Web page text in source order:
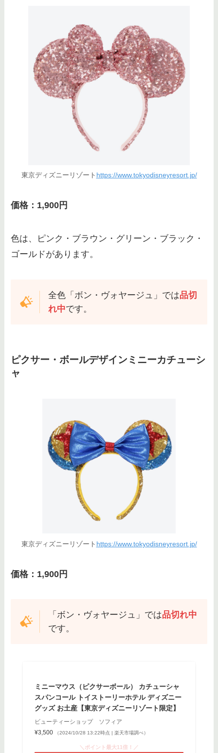
東京ディズニーリゾート https://www.tokyodisneyresort.jp/
価格：1,900円
色は、ピンク・ブラウン・グリーン・ブラック・
ゴールドがあります。
全色「ボン・ヴォヤージュ」では品切
れ中です。
ピクサー・ボールデザインミニーカチューシ
ャ
東京ディズニーリゾート https://www.tokyodisneyresort.jp/
価格：1,900円
「ボン・ヴォヤージュ」では品切れ中
です。
ミニーマウス（ピクサーボール） カチューシャ
スパンコール トイストーリーホテル ディズニー
グッズ お土産【東京ディズニーリゾート限定】
ビューティーショップ ソフィア
¥3,500
（2024/10/28 13:22時点 | 楽天市場調べ）
＼ポイント最大11倍！／